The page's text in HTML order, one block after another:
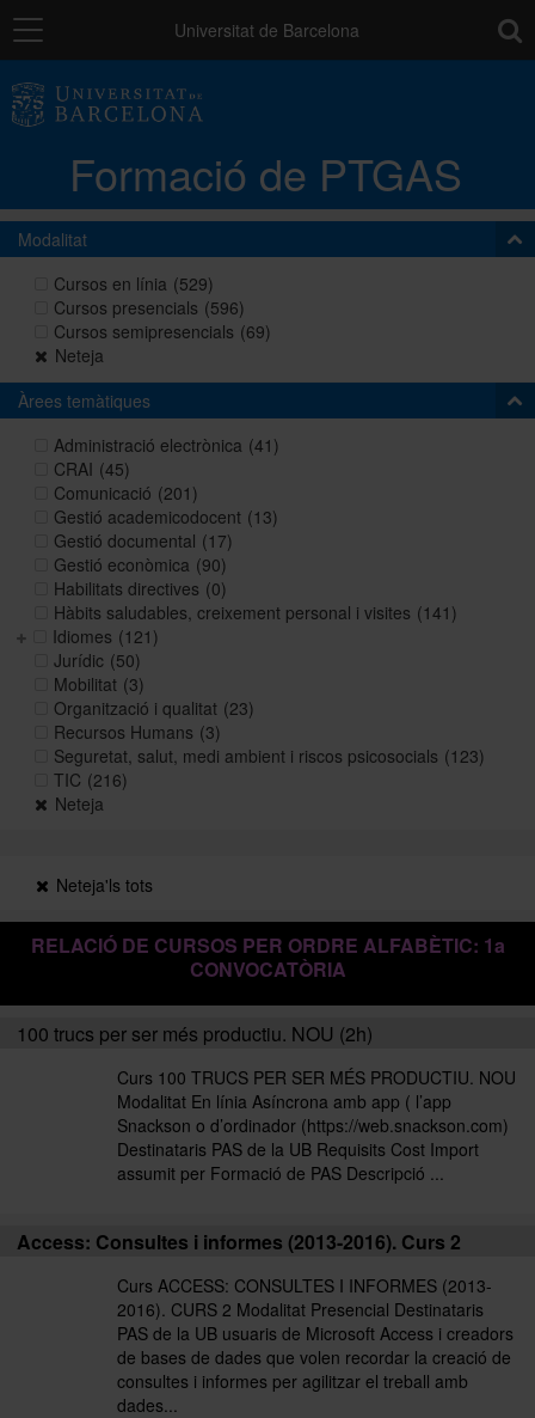
Navegació Universitat de Barcelona
Formació de PTGAS
Catàleg de la formació del PTGAS
Cursos a mida
Autoaprenentatge
Ajuts
Històric i memòries
Modalitat
Cursos en línia (529)
Cursos presencials (596)
Cursos semipresencials (69)
Neteja
Àrees temàtiques
Administració electrònica (41)
CRAI (45)
Comunicació (201)
Gestió academicodocent (13)
Gestió documental (17)
Gestió econòmica (90)
Habilitats directives (0)
Hàbits saludables, creixement personal i visites (141)
Idiomes (121)
Jurídic (50)
Mobilitat (3)
Organització i qualitat (23)
Recursos Humans (3)
Seguretat, salut, medi ambient i riscos psicosocials (123)
TIC (216)
Neteja
Neteja'ls tots
RELACIÓ DE CURSOS PER ORDRE ALFABÈTIC: 1a
CONVOCATÒRIA
100 trucs per ser més productiu. NOU (2h)
Curs 100 TRUCS PER SER MÉS PRODUCTIU. NOU
Modalitat En línia Asíncrona amb app ( l’app
Snackson o d’ordinador (https://web.snackson.com)
Destinataris PAS de la UB Requisits Cost Import
assumit per Formació de PAS Descripció ...
Access: Consultes i informes (2013-2016). Curs 2
Curs ACCESS: CONSULTES I INFORMES (2013-
2016). CURS 2 Modalitat Presencial Destinataris
PAS de la UB usuaris de Microsoft Access i creadors
de bases de dades que volen recordar la creació de
consultes i informes per agilitzar el treball amb
dades...